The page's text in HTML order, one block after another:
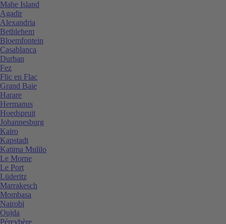
Mahe Island
Agadir
Alexandria
Bethlehem
Bloemfontein
Casablanca
Durban
Fez
Flic en Flac
Grand Baie
Harare
Hermanus
Hoedspruit
Johannesburg
Kairo
Kapstadt
Katima Mulilo
Le Morne
Le Port
Lüderitz
Marrakesch
Mombasa
Nairobi
Oujda
Péreybère